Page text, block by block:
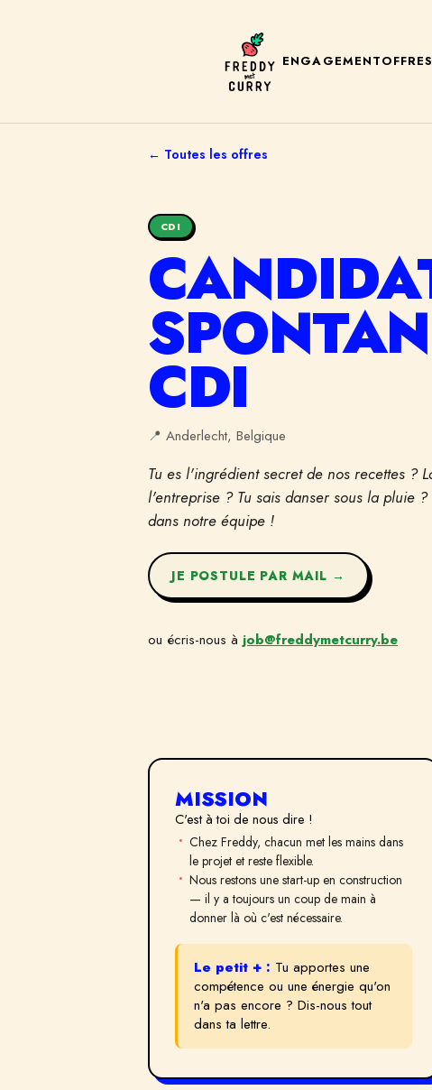
ENGAGEMENT
← Toutes les offres
CDI
CDI
📍 Anderlecht, Belgique
Tu es l'ingrédient secret de nos recettes ?
l'entreprise ? Tu sais danser sous la pluie
dans notre équipe !
JE POSTULE PAR MAIL →
ou écris-nous àjob@freddymetcurry.be
MISSION
C'est à toi de nous dire !
Chez Freddy, chacun met les mains dans
le projet et reste flexible.
Nous restons une start-up en construction
— il y a toujours un coup de main à
donner là où c'est nécessaire.
Le petit + : Tu apportes une
compétence ou une énergie qu'on
n'a pas encore ? Dis-nous tout
dans ta lettre.